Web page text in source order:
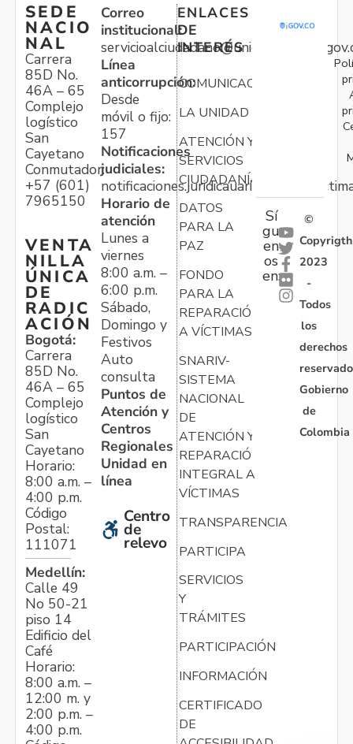
SEDE
NACIO
NAL
Carrera
85D No.
46A – 65
Complejo
logístico
San
Cayetano
Conmutador:
+57 (601)
7965150
VENTA
NILLA
ÚNICA
DE
RADIC
ACIÓN
Bogotá:
Carrera
85D No.
46A – 65
Complejo
logístico
San
Cayetano
Horario:
8:00 a.m. –
4:00 p.m.
Código
Postal:
111071
Medellín:
Calle 49
No 50-21
piso 14
Edificio del
Café
Horario:
8:00 a.m. –
12:00 m. y
2:00 p.m. –
4:00 p.m.
Correo
institucional:
Línea
anticorrupción:
Desde
móvil o fijo:
157
Notificaciones
judiciales:
Horario de
atención
Lunes a
viernes
8:00 a.m. –
6:00 p.m.
Sábado,
Domingo y
Festivos
Auto
consulta
Puntos de
Atención y
Centros
Regionales
Unidad en
línea
Centro
de
relevo
ENLACES
DE
INTERÉS
COMUNICACIONES
LA UNIDAD
ATENCIÓN Y
SERVICIOS
CIUDADANÍA
DATOS
PARA LA
PAZ
FONDO
PARA LA
REPARACIÓN
A VÍCTIMAS
SNARIV-
SISTEMA
NACIONAL
DE
ATENCIÓN Y
REPARACIÓN
INTEGRAL A
VÍCTIMAS
TRANSPARENCIA
PARTICIPA
SERVICIOS
Y
TRÁMITES
PARTICIPACIÓN
INFORMACIÓN
CERTIFICADO
DE
Sí
gu
en
os
en:
©
Copyrigth
2023
-
Todos
los
derechos
Gobierno
de
Colombia